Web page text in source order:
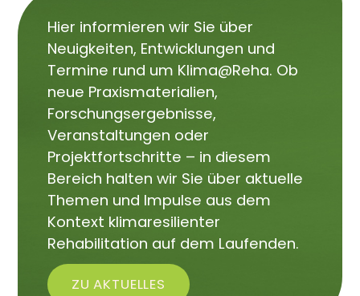
Hier informieren wir Sie über
Neuigkeiten, Entwicklungen und
Termine rund um Klima@Reha. Ob
neue Praxismaterialien,
Forschungsergebnisse,
Veranstaltungen oder
Projektfortschritte – in diesem
Bereich halten wir Sie über aktuelle
Themen und Impulse aus dem
Kontext klimaresilienter
Rehabilitation auf dem Laufenden.
ZU AKTUELLES